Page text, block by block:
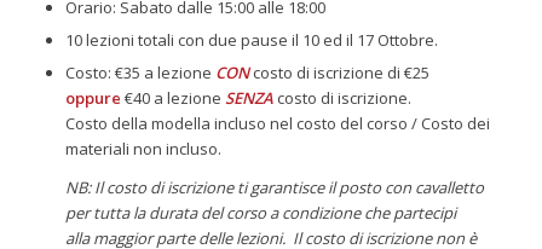
Orario: Sabato dalle 15:00 alle 18:00
10 lezioni totali con due pause il 10 ed il 17 Ottobre.
Costo: €35 a lezione CONcosto di iscrizione di €25
oppure €40 a lezione SENZAcosto di iscrizione.
Costo della modella incluso nel costo del corso / Costo dei
materiali non incluso.
NB: Il costo di iscrizione ti garantisce il posto con cavalletto
per tutta la durata del corso a condizione che partecipi
alla maggior parte delle lezioni. Il costo di iscrizione non è